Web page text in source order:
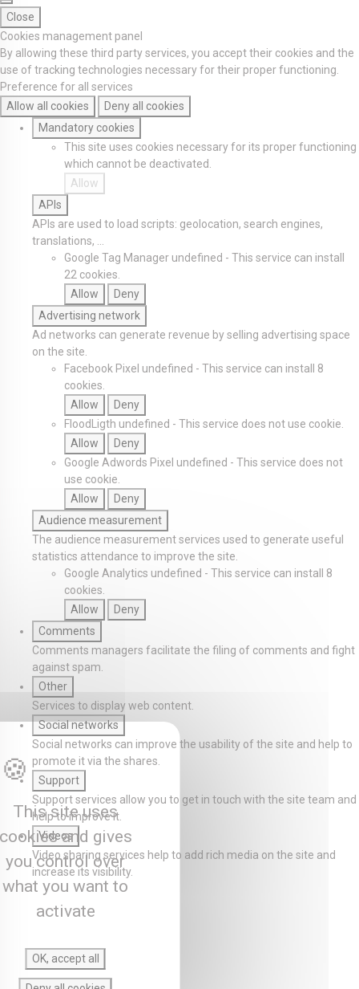
Close
Cookies management panel
By allowing these third party services, you accept their cookies and the
use of tracking technologies necessary for their proper functioning.
Preference for all services
Allow all cookies
Deny all cookies
Mandatory cookies
This site uses cookies necessary for its proper functioning
which cannot be deactivated.
Allow
APIs
APIs are used to load scripts: geolocation, search engines,
translations, ...
Google Tag Manager undefined - This service can install
22 cookies.
Allow
Deny
Advertising network
Ad networks can generate revenue by selling advertising space
on the site.
Facebook Pixel undefined - This service can install 8
cookies.
Allow
Deny
FloodLigth undefined - This service does not use cookie.
Allow
Deny
Google Adwords Pixel undefined - This service does not
use cookie.
Allow
Deny
Audience measurement
The audience measurement services used to generate useful
statistics attendance to improve the site.
Google Analytics undefined - This service can install 8
cookies.
Allow
Deny
Comments
Comments managers facilitate the filing of comments and fight
against spam.
Other
Services to display web content.
Social networks
Social networks can improve the usability of the site and help to
promote it via the shares.
Support
Support services allow you to get in touch with the site team and
help to improve it.
Videos
Video sharing services help to add rich media on the site and
increase its visibility.
This site uses
and gives
you control over
what you want to
activate
OK, accept all